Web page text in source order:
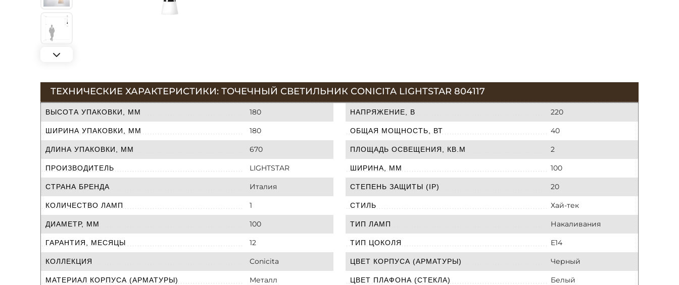
ТЕХНИЧЕСКИЕ ХАРАКТЕРИСТИКИ: ТОЧЕЧНЫЙ СВЕТИЛЬНИК CONICITA LIGHTSTAR 804117
ВЫСОТА УПАКОВКИ, ММ 180
ШИРИНА УПАКОВКИ, ММ 180
ДЛИНА УПАКОВКИ, ММ 670
ПРОИЗВОДИТЕЛЬ LIGHTSTAR
СТРАНА БРЕНДА Италия
КОЛИЧЕСТВО ЛАМП 1
ДИАМЕТР, ММ 100
ГАРАНТИЯ, МЕСЯЦЫ 12
КОЛЛЕКЦИЯ Conicita
МАТЕРИАЛ КОРПУСА (АРМАТУРЫ) Металл
НАПРЯЖЕНИЕ, В 220
ОБЩАЯ МОЩНОСТЬ, ВТ 40
ПЛОЩАДЬ ОСВЕЩЕНИЯ, КВ.М 2
ШИРИНА, ММ 100
СТЕПЕНЬ ЗАЩИТЫ (IP) 20
СТИЛЬ Хай-тек
ТИП ЛАМП Накаливания
ТИП ЦОКОЛЯ E14
ЦВЕТ КОРПУСА (АРМАТУРЫ) Черный
ЦВЕТ ПЛАФОНА (СТЕКЛА) Белый